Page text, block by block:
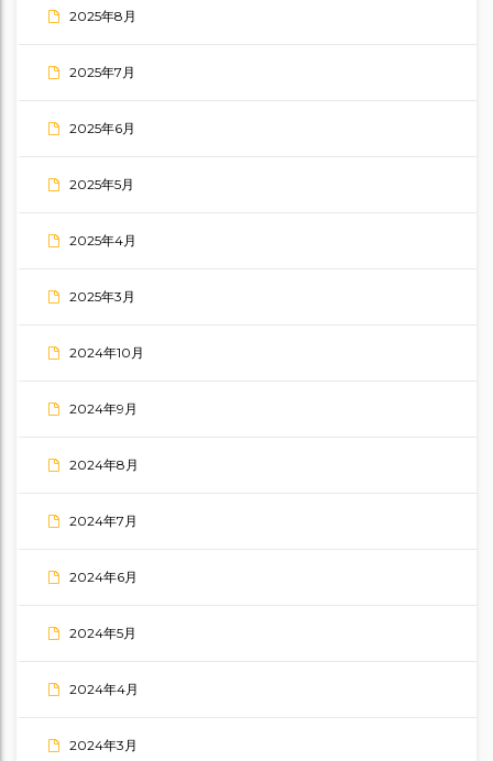
2025年8月
2025年7月
2025年6月
2025年5月
2025年4月
2025年3月
2024年10月
2024年9月
2024年8月
2024年7月
2024年6月
2024年5月
2024年4月
2024年3月